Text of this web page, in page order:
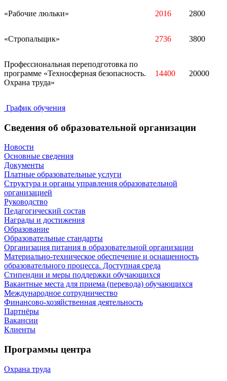
«Рабочие люльки» 2016 2800
«Стропальщик» 2736 3800
Профессиональная переподготовка по
программе «Техносферная безопасность.
Охрана труда»
14400 20000
График обучения
Сведения об образовательной организации
Новости
Основные сведения
Документы
Платные образовательные услуги
Структура и органы управления образовательной
организацией
Руководство
Педагогический состав
Награды и достижения
Образование
Образовательные стандарты
Организация питания в образовательной организации
Материально-техническое обеспечение и оснащенность
образовательного процесса. Доступная среда
Стипендии и меры поддержки обучающихся
Вакантные места для приема (перевода) обучающихся
Международное сотрудничество
Финансово-хозяйственная деятельность
Партнёры
Вакансии
Клиенты
Программы центра
Охрана труда